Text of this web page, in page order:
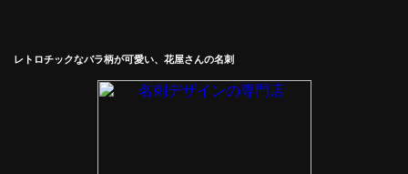
レトロチックなバラ柄が可愛い、花屋さんの名刺